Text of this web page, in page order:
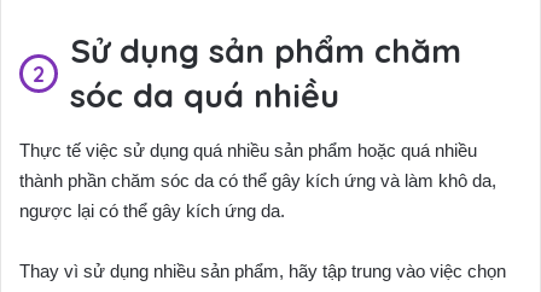
Sử dụng sản phẩm chăm
sóc da quá nhiều
Thực tế việc sử dụng quá nhiều sản phẩm hoặc quá nhiều
thành phần chăm sóc da có thể gây kích ứng và làm khô da,
ngược lại có thể gây kích ứng da.
Thay vì sử dụng nhiều sản phẩm, hãy tập trung vào việc chọn